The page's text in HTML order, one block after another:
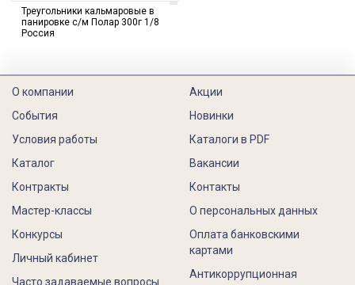
Треугольники кальмаровые в
панировке с/м Полар 300г 1/8
Россия
О компании
События
Условия работы
Каталог
Контракты
Акции
Новинки
Каталоги в PDF
Вакансии
Контакты
Мастер-классы
Конкурсы
Личный кабинет
Часто задаваемые вопросы
О персональных данных
Оплата банковскими
картами
Антикоррупционная